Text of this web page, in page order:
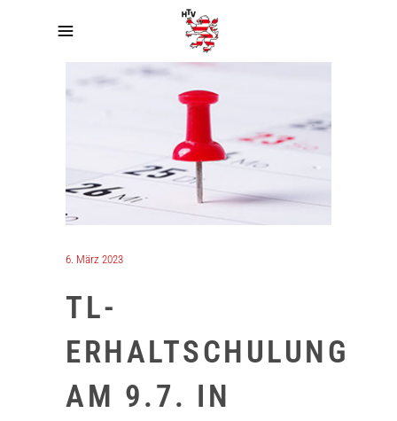
6. März 2023
TL-
ERHALTSCHULUNG
AM 9.7. IN